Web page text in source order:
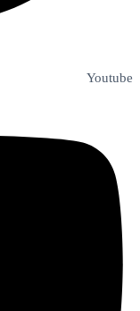
Youtube